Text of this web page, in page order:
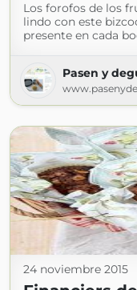
Los forofos de los
lindo con este
presente en cada
Pasen y
24 noviembre 2015